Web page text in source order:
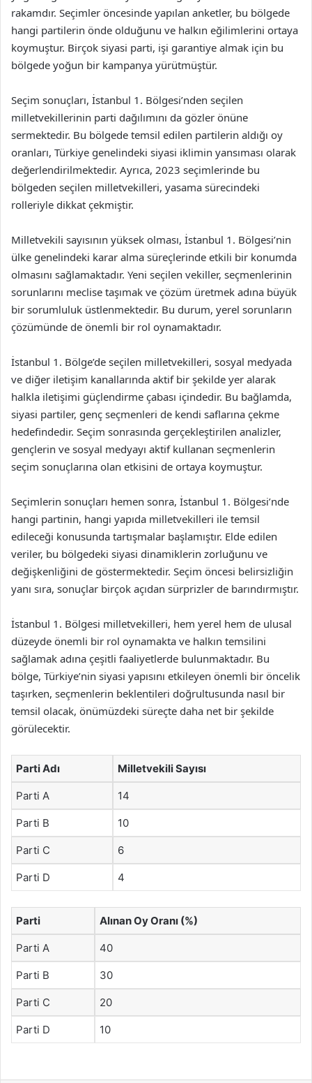
rakamdır. Seçimler öncesinde yapılan anketler, bu bölgede
hangi partilerin önde olduğunu ve halkın eğilimlerini ortaya
koymuştur. Birçok siyasi parti, işi garantiye almak için bu
bölgede yoğun bir kampanya yürütmüştür.
Seçim sonuçları, İstanbul 1. Bölgesi’nden seçilen
milletvekillerinin parti dağılımını da gözler önüne
sermektedir. Bu bölgede temsil edilen partilerin aldığı oy
oranları, Türkiye genelindeki siyasi iklimin yansıması olarak
değerlendirilmektedir. Ayrıca, 2023 seçimlerinde bu
bölgeden seçilen milletvekilleri, yasama sürecindeki
rolleriyle dikkat çekmiştir.
Milletvekili sayısının yüksek olması, İstanbul 1. Bölgesi’nin
ülke genelindeki karar alma süreçlerinde etkili bir konumda
olmasını sağlamaktadır. Yeni seçilen vekiller, seçmenlerinin
sorunlarını meclise taşımak ve çözüm üretmek adına büyük
bir sorumluluk üstlenmektedir. Bu durum, yerel sorunların
çözümünde de önemli bir rol oynamaktadır.
İstanbul 1. Bölge’de seçilen milletvekilleri, sosyal medyada
ve diğer iletişim kanallarında aktif bir şekilde yer alarak
halkla iletişimi güçlendirme çabası içindedir. Bu bağlamda,
siyasi partiler, genç seçmenleri de kendi saflarına çekme
hedefindedir. Seçim sonrasında gerçekleştirilen analizler,
gençlerin ve sosyal medyayı aktif kullanan seçmenlerin
seçim sonuçlarına olan etkisini de ortaya koymuştur.
Seçimlerin sonuçları hemen sonra, İstanbul 1. Bölgesi’nde
hangi partinin, hangi yapıda milletvekilleri ile temsil
edileceği konusunda tartışmalar başlamıştır. Elde edilen
veriler, bu bölgedeki siyasi dinamiklerin zorluğunu ve
değişkenliğini de göstermektedir. Seçim öncesi belirsizliğin
yanı sıra, sonuçlar birçok açıdan sürprizler de barındırmıştır.
İstanbul 1. Bölgesi milletvekilleri, hem yerel hem de ulusal
düzeyde önemli bir rol oynamakta ve halkın temsilini
sağlamak adına çeşitli faaliyetlerde bulunmaktadır. Bu
bölge, Türkiye’nin siyasi yapısını etkileyen önemli bir öncelik
taşırken, seçmenlerin beklentileri doğrultusunda nasıl bir
temsil olacak, önümüzdeki süreçte daha net bir şekilde
görülecektir.
Parti Adı Milletvekili Sayısı
Parti A 14
Parti B 10
Parti C 6
Parti D 4
Parti Alınan Oy Oranı (%)
Parti A 40
Parti B 30
Parti C 20
Parti D 10